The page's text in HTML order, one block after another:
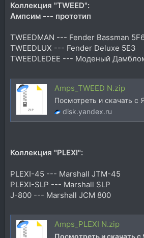
Коллекция "TWEED":
Ампсим --- прототип
TWEEDMAN --- Fender Bassman
TWEEDLUX --- Fender Deluxe 5E3
TWEEDLEDEE --- Моденый
Amps_TWEED N.zip
Посмотреть и скачать с
disk.yandex.ru
Коллекция "PLEXI":
PLEXI-45 --- Marshall JTM-45
PLEXI-SLP --- Marshall SLP
J-800 --- Marshall JCM 800
Amps_PLEXI N.zip
Посмотреть и скачать с